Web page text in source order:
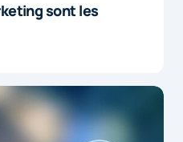
sont les